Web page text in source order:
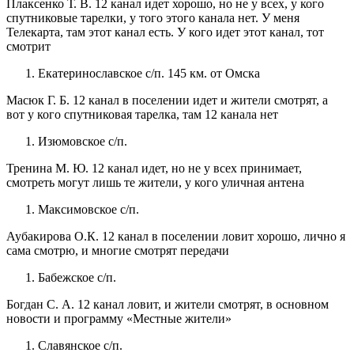
Плаксенко Т. В. 12 канал идет хорошо, но не у всех, у кого
спутниковые тарелки, у того этого канала нет. У меня
Телекарта, там этот канал есть. У кого идет этот канал, тот
смотрит
Екатеринославское с/п. 145 км. от Омска
Масюк Г. Б. 12 канал в поселении идет и жители смотрят, а
вот у кого спутниковая тарелка, там 12 канала нет
Изюмовское с/п.
Тренина М. Ю. 12 канал идет, но не у всех принимает,
смотреть могут лишь те жители, у кого уличная антена
Максимовское с/п.
Аубакирова О.К. 12 канал в поселении ловит хорошо, лично я
сама смотрю, и многие смотрят передачи
Бабежское с/п.
Богдан С. А. 12 канал ловит, и жители смотрят, в основном
новости и программу «Местные жители»
Славянское с/п.